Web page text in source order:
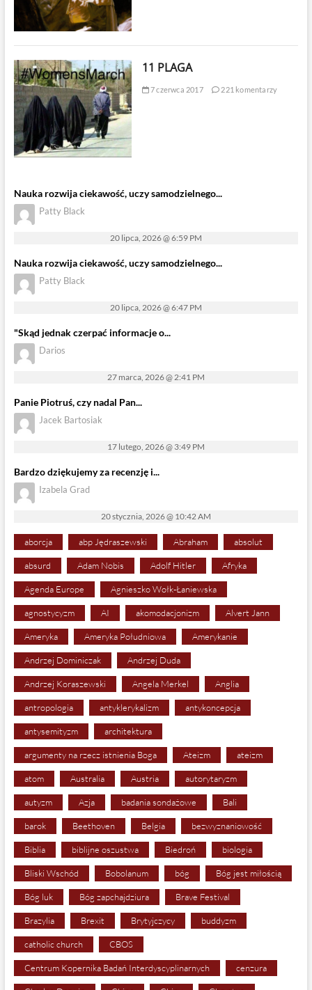
11 PLAGA
7 czerwca 2017 221 komentarzy
Nauka rozwija ciekawość, uczy samodzielnego...
Patty Black
20 lipca, 2026 @ 6:59 PM
Nauka rozwija ciekawość, uczy samodzielnego...
Patty Black
20 lipca, 2026 @ 6:47 PM
"Skąd jednak czerpać informacje o...
Darios
27 marca, 2026 @ 2:41 PM
Panie Piotruś, czy nadal Pan...
Jacek Bartosiak
17 lutego, 2026 @ 3:49 PM
Bardzo dziękujemy za recenzję i...
Izabela Grad
20 stycznia, 2026 @ 10:42 AM
aborcja abp Jędraszewski Abraham absolut
absurd Adam Nobis Adolf Hitler Afryka
Agenda Europe Agnieszko Wołk-Łaniewska
agnostycyzm AI akomodacjonizm Alvert Jann
Ameryka Ameryka Południowa Amerykanie
Andrzej Dominiczak Andrzej Duda
Andrzej Koraszewski Angela Merkel Anglia
antropologia antyklerykalizm antykoncepcja
antysemityzm architektura
argumenty na rzecz istnienia Boga Ateizm ateizm
atom Australia Austria autorytaryzm
autyzm Azja badania sondażowe Bali
barok Beethoven Belgia bezwyznaniowość
Biblia biblijne oszustwa Biedroń biologia
Bliski Wschód Bobolanum bóg Bóg jest miłością
Bóg luk Bóg zapchajdziura Brave Festival
Brazylia Brexit Brytyjczycy buddyzm
catholic church CBOS
Centrum Kopernika Badań Interdyscyplinarnych cenzura